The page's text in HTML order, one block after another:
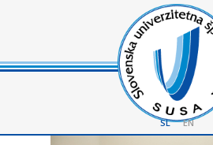
SL EN